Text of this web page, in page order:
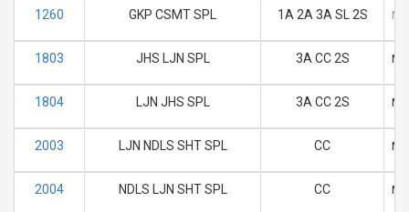
1260 GKP CSMT SPL 1A 2A 3A SL 2S M
1803 JHS LJN SPL 3A CC 2S M
1804 LJN JHS SPL 3A CC 2S M
2003 LJN NDLS SHT SPL CC M
2004 NDLS LJN SHT SPL CC M